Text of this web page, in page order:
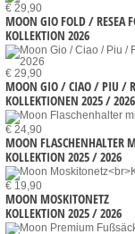
€ 29,90
MOON GIO FOLD / RESEA
KOLLEKTION 2026
€ 29,90
MOON GIO / CIAO / PIU /
KOLLEKTIONEN 2025 / 2026
€ 24,90
MOON FLASCHENHALTER
KOLLEKTION 2025 / 2026
€ 19,90
MOON MOSKITONETZ
KOLLEKTION 2025 / 2026